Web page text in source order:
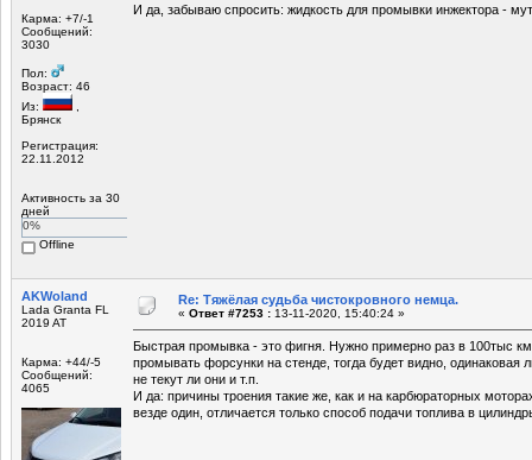
Карма: +7/-1
Сообщений:
3030
Пол:
Возраст: 46
Из:
Брянск
Регистрация:
22.11.2012
Активность за 30
дней
0%
Offline
И да, забываю спросить: жидкость для промывки инжектора -
AKWoland
Lada Granta FL
2019 AT
Карма: +44/-5
Сообщений:
4065
Re: Тяжёлая судьба чистокровного немца.
« Ответ #7253 : 13-11-2020, 15:40:24 »
Быстрая промывка - это фигня. Нужно примерно раз в 100тыс км
промывать форсунки на стенде, тогда будет видно, одинаковая
не текут ли они и т.п.
И да: причины троения такие же, как и на карбюраторных
везде один, отличается только способ подачи топлива в